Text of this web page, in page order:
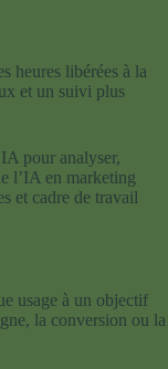
heures libérées à la
et un suivi plus
pour analyser,
l’IA en marketing
et cadre de travail
usage à un objectif
la conversion ou la